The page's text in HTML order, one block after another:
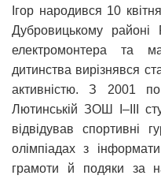
Ігор народився 10
Дубровицькому районі
електромонтера та
дитинства вирізнявся
активністю. З 2001
Лютинській ЗОШ І–ІІІ
відвідував спортивні
олімпіадах з
грамоти й подяки за